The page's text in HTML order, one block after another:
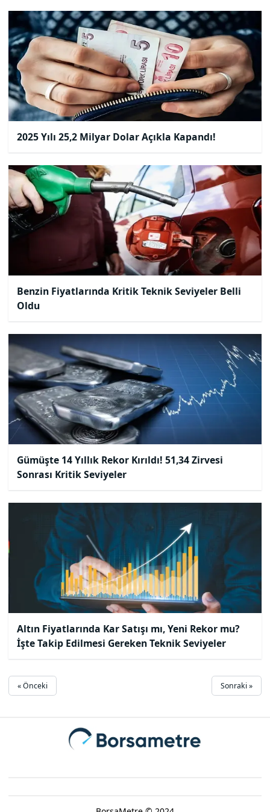
2025 Yılı 25,2 Milyar Dolar Açıkla Kapandı!
Benzin Fiyatlarında Kritik Teknik Seviyeler Belli
Oldu
Gümüşte 14 Yıllık Rekor Kırıldı! 51,34 Zirvesi
Sonrası Kritik Seviyeler
Altın Fiyatlarında Kar Satışı mı, Yeni Rekor mu?
İşte Takip Edilmesi Gereken Teknik Seviyeler
« Önceki Sonraki »